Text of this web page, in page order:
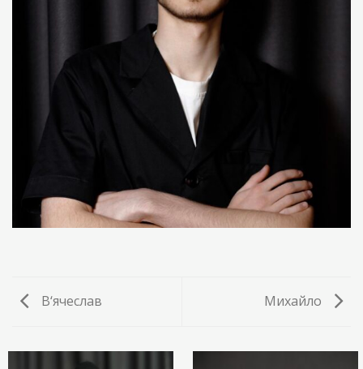
В‘ячеслав Михайло